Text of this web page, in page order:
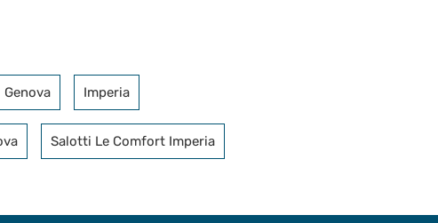
Genova Imperia
Salotti Le Comfort Imperia